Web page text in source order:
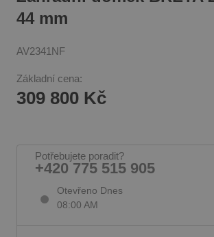
44 mm
AV2341NF
Základní cena:
309 800 Kč
Potřebujete poradit?
+420 775 515 905
Otevřeno Dnes
08:00 AM